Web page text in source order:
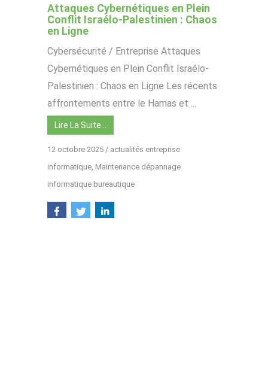
Attaques Cybernétiques en Plein
Conflit Israélo-Palestinien : Chaos
en Ligne
Cybersécurité / Entreprise Attaques
Cybernétiques en Plein Conflit Israélo-
Palestinien : Chaos en Ligne Les récents
affrontements entre le Hamas et ...
Lire La Suite…
12 octobre 2025 / actualités entreprise
informatique, Maintenance dépannage
informatique bureautique